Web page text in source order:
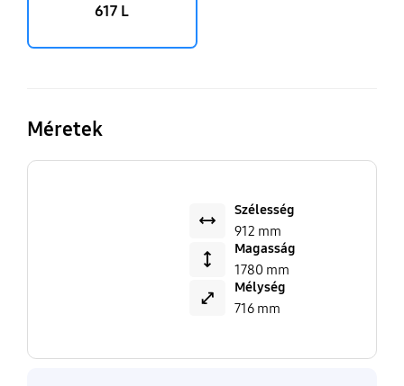
617 L
Méretek
Szélesség
912 mm
Magasság
1780 mm
Mélység
716 mm